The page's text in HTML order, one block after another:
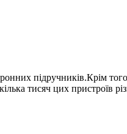
підручників.Крім
тисяч цих пристроїв